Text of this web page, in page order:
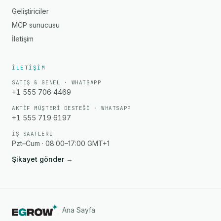
Geliştiriciler
MCP sunucusu
İletişim
İLETIŞIM
SATIŞ & GENEL · WHATSAPP
+1 555 706 4469
AKTIF MÜŞTERI DESTEĞI · WHATSAPP
+1 555 719 6197
İŞ SAATLERI
Pzt–Cum · 08:00–17:00 GMT+1
Şikayet gönder →
Ana Sayfa